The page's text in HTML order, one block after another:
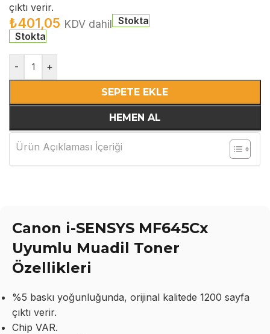
çıktı verir.
₺401,05 KDV dahil Stokta
Stokta
- +
SEPETE EKLE
HEMEN AL
Ürün Açıklaması İçeriği
Canon i-SENSYS MF645Cx
Uyumlu Muadil Toner
Özellikleri
%5 baskı yoğunluğunda, orijinal kalitede 1200 sayfa
çıktı verir.
Chip VAR.